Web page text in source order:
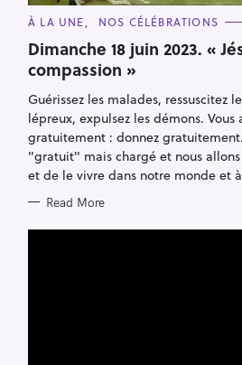
C
T
E
G
O
R
I
E
S
À LA UNE NOS CÉLÉBRATIONS
Dimanche 18 juin 2023. «
compassion »
Guérissez les malades, ressuscitez
lépreux, expulsez les démons. Vous
gratuitement : donnez
"gratuit" mais chargé et nous
et de le vivre dans notre monde et
Read More